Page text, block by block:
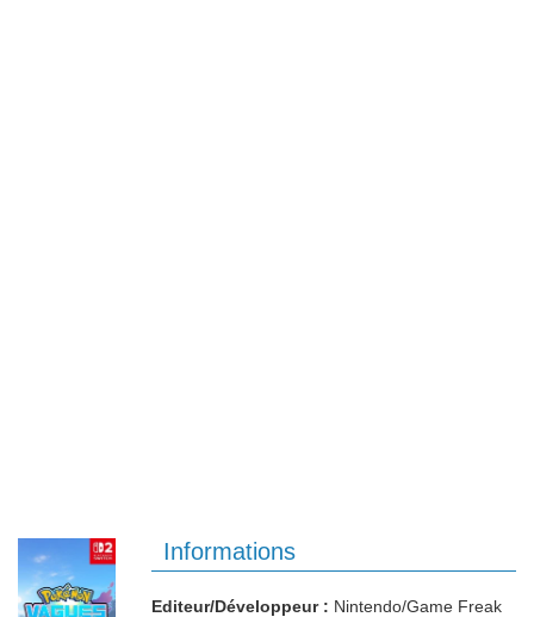
Informations
Editeur/Développeur : Nintendo/Game Freak